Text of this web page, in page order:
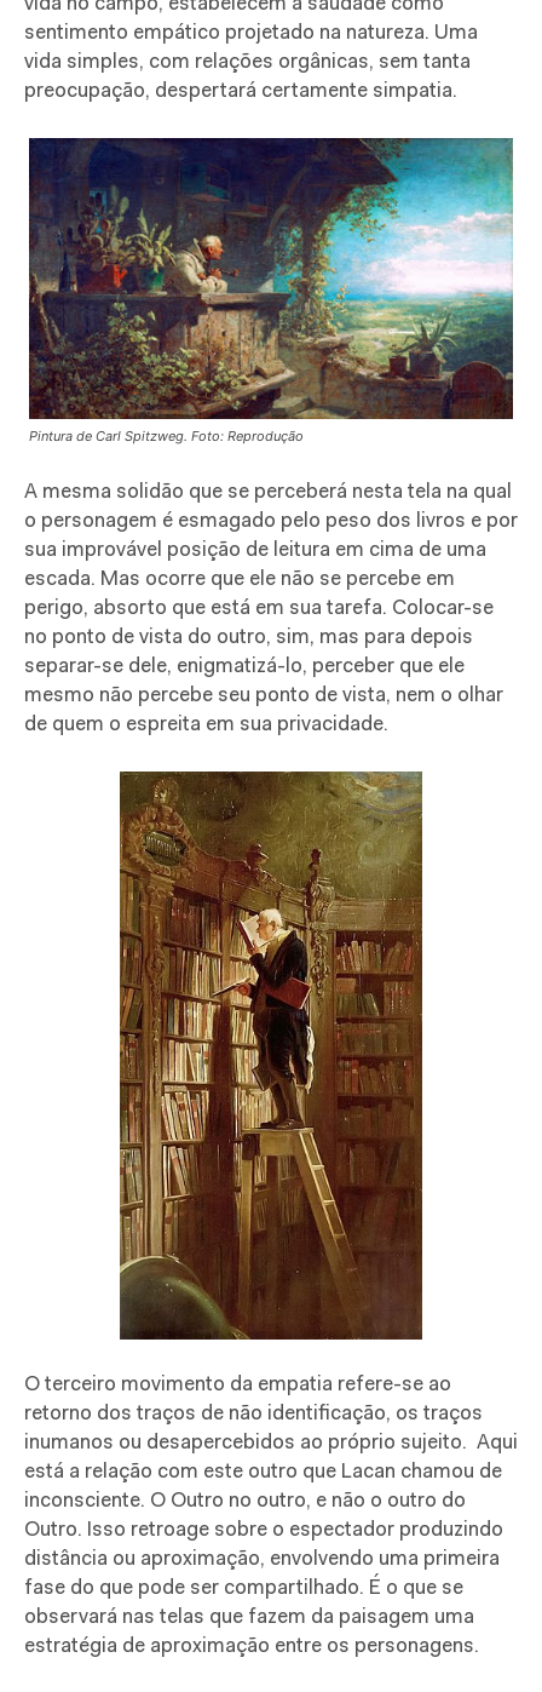
vida no campo, estabelecem a saudade como
sentimento empático projetado na natureza. Uma
vida simples, com relações orgânicas, sem tanta
preocupação, despertará certamente simpatia.
Pintura de Carl Spitzweg. Foto: Reprodução
A mesma solidão que se perceberá nesta tela na qual
o personagem é esmagado pelo peso dos livros e por
sua improvável posição de leitura em cima de uma
escada. Mas ocorre que ele não se percebe em
perigo, absorto que está em sua tarefa. Colocar-se
no ponto de vista do outro, sim, mas para depois
separar-se dele, enigmatizá-lo, perceber que ele
mesmo não percebe seu ponto de vista, nem o olhar
de quem o espreita em sua privacidade.
O terceiro movimento da empatia refere-se ao
retorno dos traços de não identificação, os traços
inumanos ou desapercebidos ao próprio sujeito. Aqui
está a relação com este outro que Lacan chamou de
inconsciente. O Outro no outro, e não o outro do
Outro. Isso retroage sobre o espectador produzindo
distância ou aproximação, envolvendo uma primeira
fase do que pode ser compartilhado. É o que se
observará nas telas que fazem da paisagem uma
estratégia de aproximação entre os personagens.